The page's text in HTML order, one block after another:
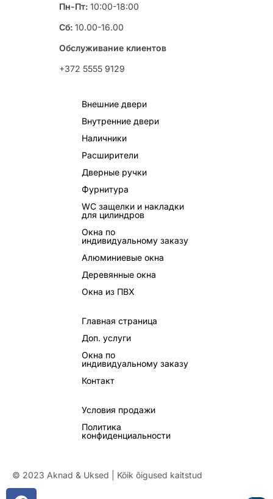
Пн-Пт:10:00-18:00
Сб:10.00-16.00
Обслуживание клиентов
+372 5555 9129
Внешние двери
Внутренние двери
Наличники
Расширители
Дверные ручки
Фурнитура
WC защелки и накладки
для цилиндров
Окна по
индивидуальному заказу
Алюминиевые окна
Деревянные окна
Окна из ПВХ
Главная страница
Доп. услуги
Окна по
индивидуальному заказу
Контакт
Условия продажи
Политика
конфиденциальности
© 2023 Aknad & Uksed | Kõik õigused kaitstud
F